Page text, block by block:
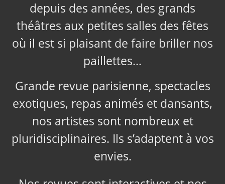
depuis des années, des grands
théâtres aux petites salles des fêtes
où il est si plaisant de faire briller nos
paillettes…
Grande revue parisienne, spectacles
exotiques, repas animés et dansants,
nos artistes sont nombreux et
pluridisciplinaires. Ils s’adaptent à vos
envies.